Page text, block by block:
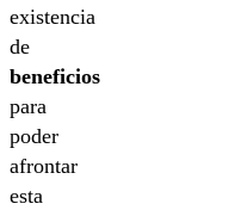
existencia
de
beneficios
para
poder
afrontar
esta